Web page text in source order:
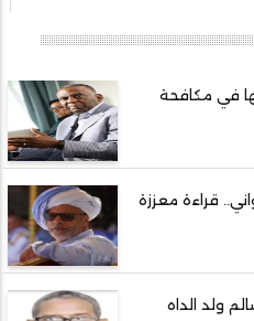
في مكافحة
قراءة معززة
ولد الداه